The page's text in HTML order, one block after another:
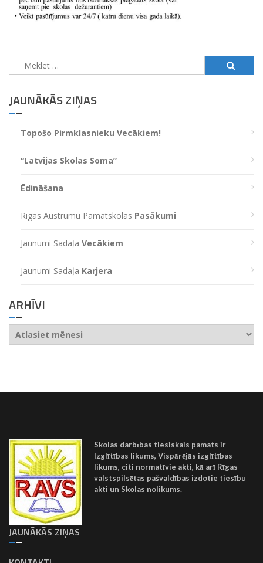
Meklēt:
JAUNĀKĀS ZIŅAS
Topošo Pirmklasnieku Vecākiem!
“Latvijas Skolas Soma”
Ēdināšana
Rīgas Austrumu Pamatskolas Pasākumi
Jaunumi Sadaļa Vecākiem
Jaunumi Sadaļa Karjera
ARHĪVI
Arhīvi
Skolas darbības tiesiskais pamats ir
Izglītības likums, Vispārējās izglītības
likums, citi normatīvie akti, kā arī Rīgas
valstspilsētas pašvaldības izdotie tiesību
akti un Skolas nolikums.
JAUNĀKĀS ZIŅAS